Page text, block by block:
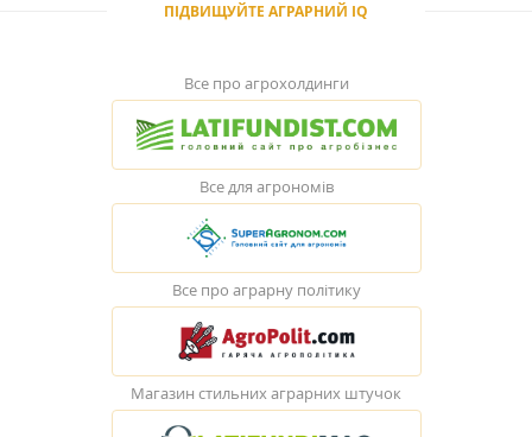
ПІДВИЩУЙТЕ АГРАРНИЙ IQ
Все про агрохолдинги
Все для агрономів
Все про аграрну політику
Магазин стильних аграрних штучок